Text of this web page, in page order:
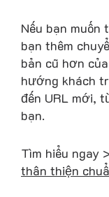
Nếu bạn
bạn thêm
bản cũ hơn
hướng khách
đến URL mới,
bạn.
Tìm hiểu ngay
thân thiện